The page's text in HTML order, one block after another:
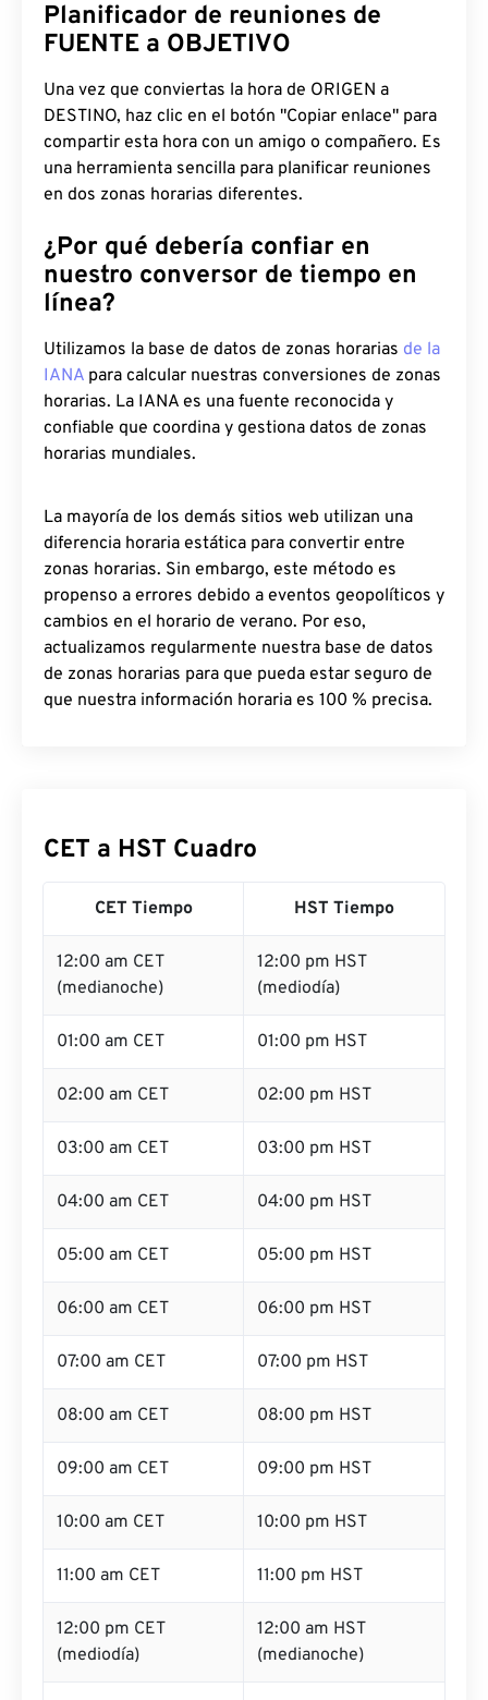
Planificador de reuniones de
FUENTE a OBJETIVO
Una vez que conviertas la hora de ORIGEN a
DESTINO, haz clic en el botón "Copiar enlace" para
compartir esta hora con un amigo o compañero. Es
una herramienta sencilla para planificar reuniones
en dos zonas horarias diferentes.
¿Por qué debería confiar en
nuestro conversor de tiempo en
línea?
Utilizamos la base de datos de zonas horarias de la
IANA para calcular nuestras conversiones de zonas
horarias. La IANA es una fuente reconocida y
confiable que coordina y gestiona datos de zonas
horarias mundiales.
La mayoría de los demás sitios web utilizan una
diferencia horaria estática para convertir entre
zonas horarias. Sin embargo, este método es
propenso a errores debido a eventos geopolíticos y
cambios en el horario de verano. Por eso,
actualizamos regularmente nuestra base de datos
de zonas horarias para que pueda estar seguro de
que nuestra información horaria es 100 % precisa.
CET a HST Cuadro
CET Tiempo HST Tiempo
12:00 am CET
(medianoche)
12:00 pm HST
(mediodía)
01:00 am CET 01:00 pm HST
02:00 am CET 02:00 pm HST
03:00 am CET 03:00 pm HST
04:00 am CET 04:00 pm HST
05:00 am CET 05:00 pm HST
06:00 am CET 06:00 pm HST
07:00 am CET 07:00 pm HST
08:00 am CET 08:00 pm HST
09:00 am CET 09:00 pm HST
10:00 am CET 10:00 pm HST
11:00 am CET 11:00 pm HST
12:00 pm CET
(mediodía)
12:00 am HST
(medianoche)